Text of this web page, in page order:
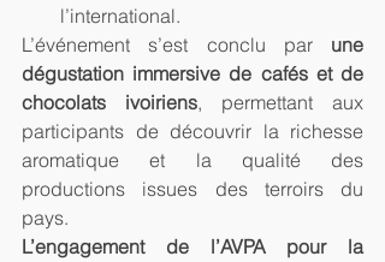
l’international.
L’événement s’est conclu par une
dégustation immersive de cafés et de
chocolats ivoiriens, permettant aux
participants de découvrir la richesse
aromatique et la qualité des
productions issues des terroirs du
pays.
L’engagement de l’AVPA pour la